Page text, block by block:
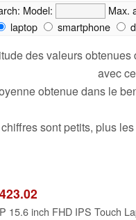
Model: Max.
laptop smartphone
des valeurs obtenues
avec
obtenue dans le
sont petits, plus